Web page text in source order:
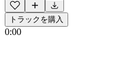
トラックを購入
0:00